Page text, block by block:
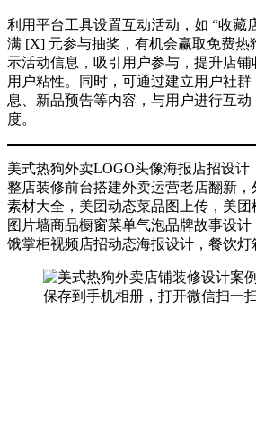
利用平台工具设置互动活动，如 “收藏
满 [X] 元参与抽奖，有机会赢取免费热
示活动信息，吸引用户参与，提升店
用户粘性。同时，可通过建立用户社
息、新品预告等内容，与用户进行互
度。​
美式热狗外卖LOGO头像海报店招设计
整店装修前台搭建外卖运营老店翻新
素材大全，美团动态菜品图上传，美
图片墙商品橱窗菜单气泡品牌故事设
饿掌柜视频店招动态海报设计，餐饮灯
保存到手机相册，打开微信扫一